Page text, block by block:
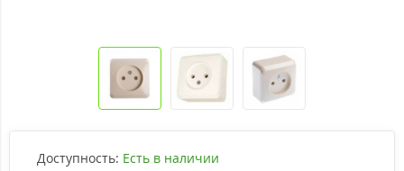
Доступность: Есть в наличии